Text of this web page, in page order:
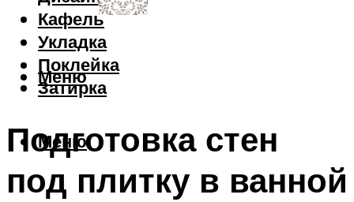
Кафель
Укладка
Поклейка
Затирка
Меню
Меню
Подготовка стен
под плитку в ванной